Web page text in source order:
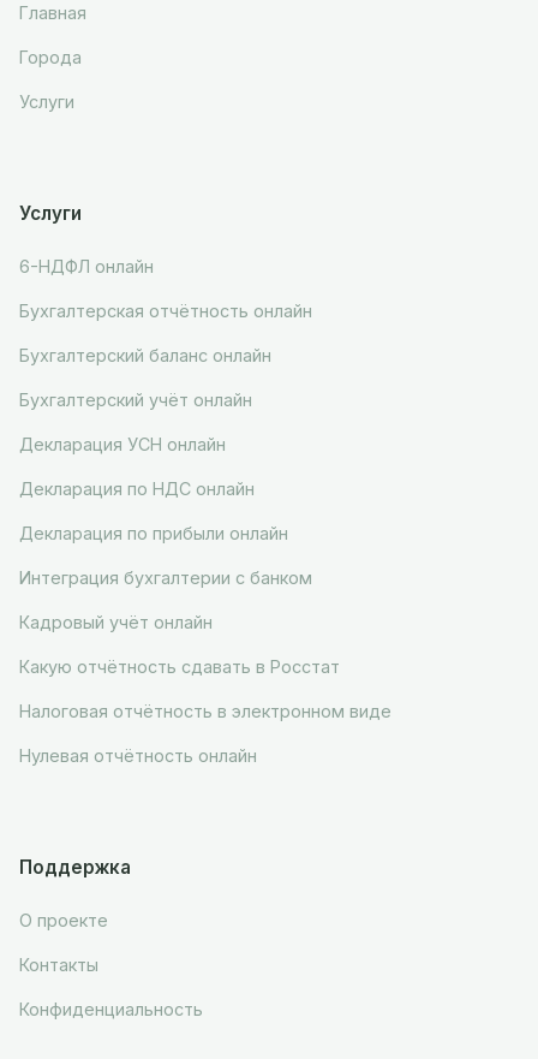
Главная
Города
Услуги
Услуги
6-НДФЛ онлайн
Бухгалтерская отчётность онлайн
Бухгалтерский баланс онлайн
Бухгалтерский учёт онлайн
Декларация УСН онлайн
Декларация по НДС онлайн
Декларация по прибыли онлайн
Интеграция бухгалтерии с банком
Кадровый учёт онлайн
Какую отчётность сдавать в Росстат
Налоговая отчётность в электронном виде
Нулевая отчётность онлайн
Поддержка
О проекте
Контакты
Конфиденциальность